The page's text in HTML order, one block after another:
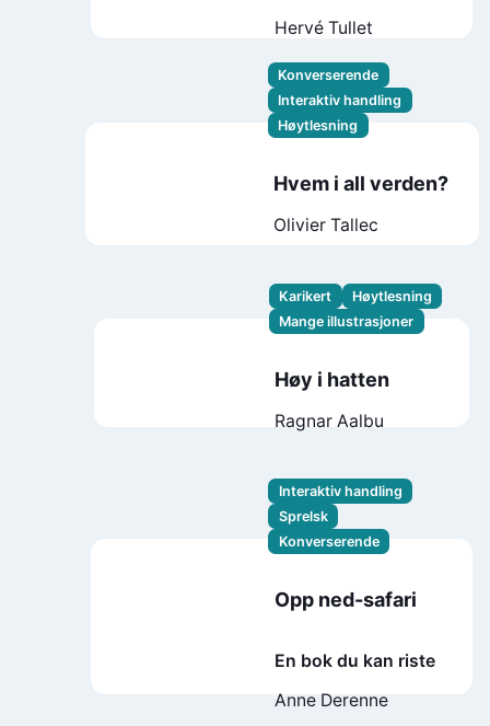
Hervé Tullet
Konverserende
Interaktiv handling
Høytlesning
Hvem i all verden?
Olivier Tallec
Karikert
Høytlesning
Mange illustrasjoner
Høy i hatten
Ragnar Aalbu
Interaktiv handling
Sprelsk
Konverserende
Opp ned-safari
En bok du kan riste
Anne Derenne